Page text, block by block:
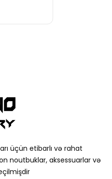
üçün etibarlı və rahat
noutbuklar, aksessuarlar və